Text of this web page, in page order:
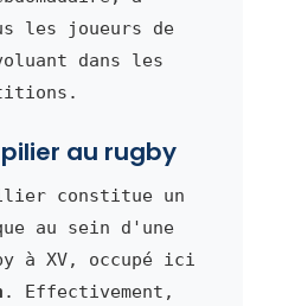
les joueurs de
dans les
au rugby
constitue un
au sein d'une
à XV, occupé ici
. Effectivement,